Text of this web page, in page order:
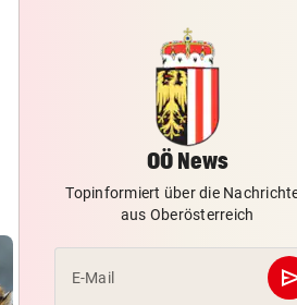
verhinderte Großbrand
„TIERISCHE“ KUNSTWERKE
Rostige Rösser beleben den
Landschaftsgarten
KOMMT VON NÜRNBERG vor 21
Ried verpflichtet kroatischen
U19-Teamstürmer
vor
OÖ News
Topinformiert über die
aus Oberösterreich
E-Mail